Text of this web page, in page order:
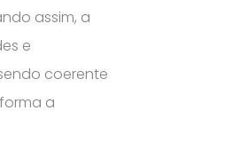
assim, a
e
coerente
a